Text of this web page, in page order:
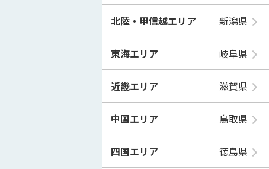
北陸・甲信越エリア 新潟県
東海エリア 岐阜県
近畿エリア 滋賀県
中国エリア 鳥取県
四国エリア 徳島県